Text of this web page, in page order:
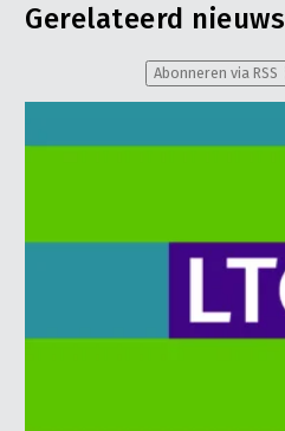
Gerelateerd nieuws
Abonneren via RSS